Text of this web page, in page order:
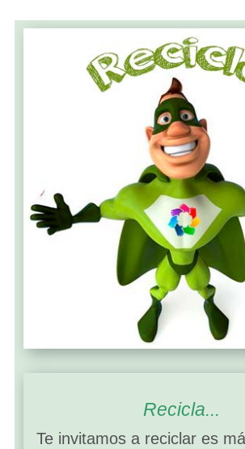
Recicla...
Te invitamos a reciclar es